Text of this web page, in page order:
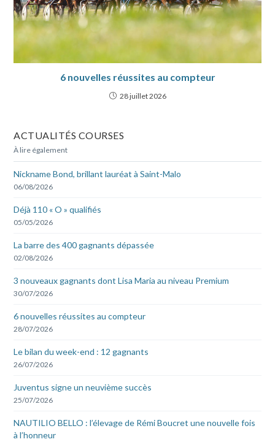
6 nouvelles réussites au compteur
28 juillet 2026
ACTUALITÉS COURSES
À lire également
Nickname Bond, brillant lauréat à Saint-Malo
06/08/2026
Déjà 110 « O » qualifiés
05/05/2026
La barre des 400 gagnants dépassée
02/08/2026
3 nouveaux gagnants dont Lisa Maria au niveau Premium
30/07/2026
6 nouvelles réussites au compteur
28/07/2026
Le bilan du week-end : 12 gagnants
26/07/2026
Juventus signe un neuvième succès
25/07/2026
NAUTILIO BELLO : l’élevage de Rémi Boucret une nouvelle fois
à l’honneur